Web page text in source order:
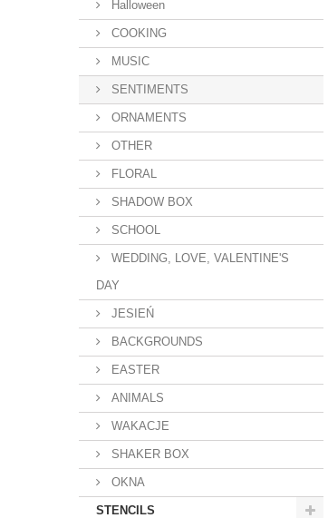
Halloween
COOKING
MUSIC
SENTIMENTS
ORNAMENTS
OTHER
FLORAL
SHADOW BOX
SCHOOL
WEDDING, LOVE, VALENTINE'S
DAY
JESIEŃ
BACKGROUNDS
EASTER
ANIMALS
WAKACJE
SHAKER BOX
OKNA
STENCILS